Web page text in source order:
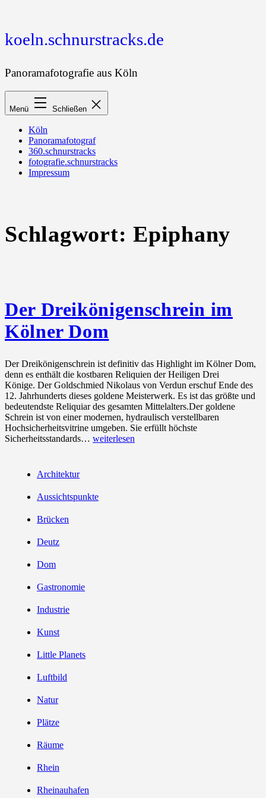
koeln.schnurstracks.de
Panoramafotografie aus Köln
Menü Schließen
Köln
Panoramafotograf
360.schnurstracks
fotografie.schnurstracks
Impressum
Schlagwort:Epiphany
Der Dreikönigenschrein im
Kölner Dom
Der Dreikönigenschrein ist definitiv das Highlight im Kölner Dom,
denn es enthält die kostbaren Reliquien der Heiligen Drei
Könige. Der Goldschmied Nikolaus von Verdun erschuf Ende des
12. Jahrhunderts dieses goldene Meisterwerk. Es ist das größte und
bedeutendste Reliquiar des gesamten Mittelalters.Der goldene
Schrein ist von einer modernen, hydraulisch verstellbaren
Hochsicherheitsvitrine umgeben. Sie erfüllt höchste
Sicherheitsstandards… Der
weiterlesen
Architektur
Aussichtspunkte
Brücken
Deutz
Dom
Gastronomie
Industrie
Kunst
Little Planets
Luftbild
Natur
Plätze
Räume
Rhein
Rheinauhafen